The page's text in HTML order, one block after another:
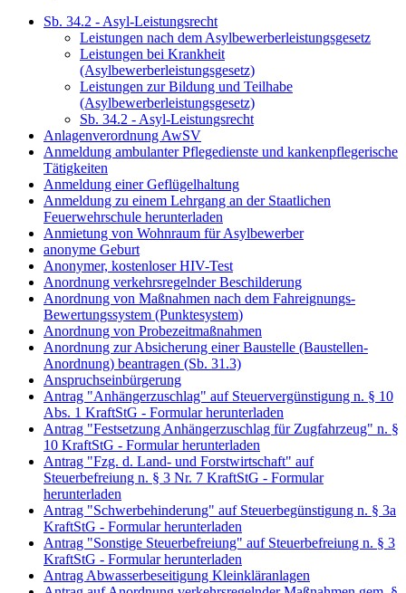
Sb. 34.2 - Asyl-Leistungsrecht
Leistungen nach dem Asylbewerberleistungsgesetz
Leistungen bei Krankheit
(Asylbewerberleistungsgesetz)
Leistungen zur Bildung und Teilhabe
(Asylbewerberleistungsgesetz)
Sb. 34.2 - Asyl-Leistungsrecht
Anlagenverordnung AwSV
Anmeldung ambulanter Pflegedienste und kankenpflegerische
Tätigkeiten
Anmeldung einer Geflügelhaltung
Anmeldung zu einem Lehrgang an der Staatlichen
Feuerwehrschule herunterladen
Anmietung von Wohnraum für Asylbewerber
anonyme Geburt
Anonymer, kostenloser HIV-Test
Anordnung verkehrsregelnder Beschilderung
Anordnung von Maßnahmen nach dem Fahreignungs-
Bewertungssystem (Punktesystem)
Anordnung von Probezeitmaßnahmen
Anordnung zur Absicherung einer Baustelle (Baustellen-
Anordnung) beantragen (Sb. 31.3)
Anspruchseinbürgerung
Antrag "Anhängerzuschlag" auf Steuervergünstigung n. § 10
Abs. 1 KraftStG - Formular herunterladen
Antrag "Festsetzung Anhängerzuschlag für Zugfahrzeug" n. §
10 KraftStG - Formular herunterladen
Antrag "Fzg. d. Land- und Forstwirtschaft" auf
Steuerbefreiung n. § 3 Nr. 7 KraftStG - Formular
herunterladen
Antrag "Schwerbehinderung" auf Steuerbegünstigung n. § 3a
KraftStG - Formular herunterladen
Antrag "Sonstige Steuerbefreiung" auf Steuerbefreiung n. § 3
KraftStG - Formular herunterladen
Antrag Abwasserbeseitigung Kleinkläranlagen